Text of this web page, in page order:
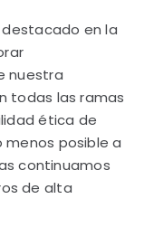
en la
nuestra
todas las ramas
ética de
posible a
continuamos
de alta